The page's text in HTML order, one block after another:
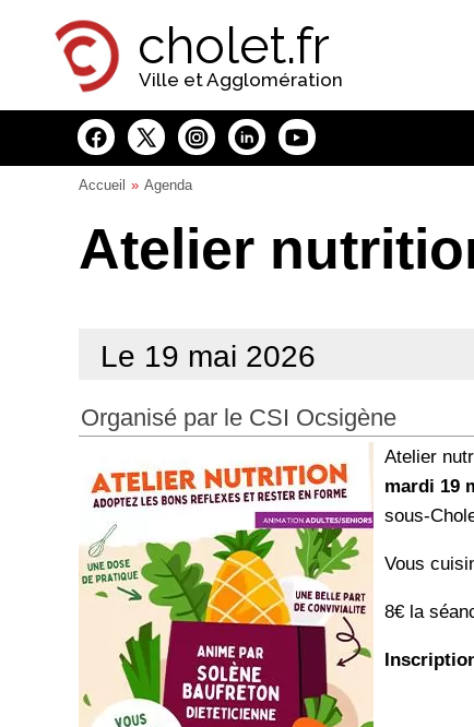
cholet.fr
Ville et Agglomération
Accueil Agenda
Atelier
Le 19 mai 2026
Organisé par le CSI Ocsigène
Atelier
mardi 19
sous-
Vous
8€ la